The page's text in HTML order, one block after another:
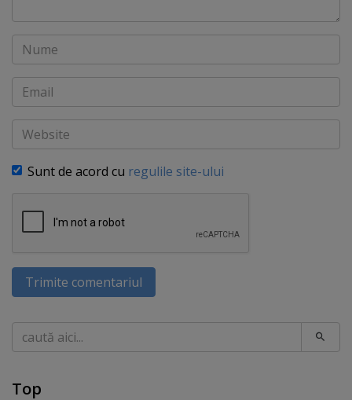
Nume
Email
Website
Sunt de acord cu regulile site-ului
Trimite comentariul
Caută
Top